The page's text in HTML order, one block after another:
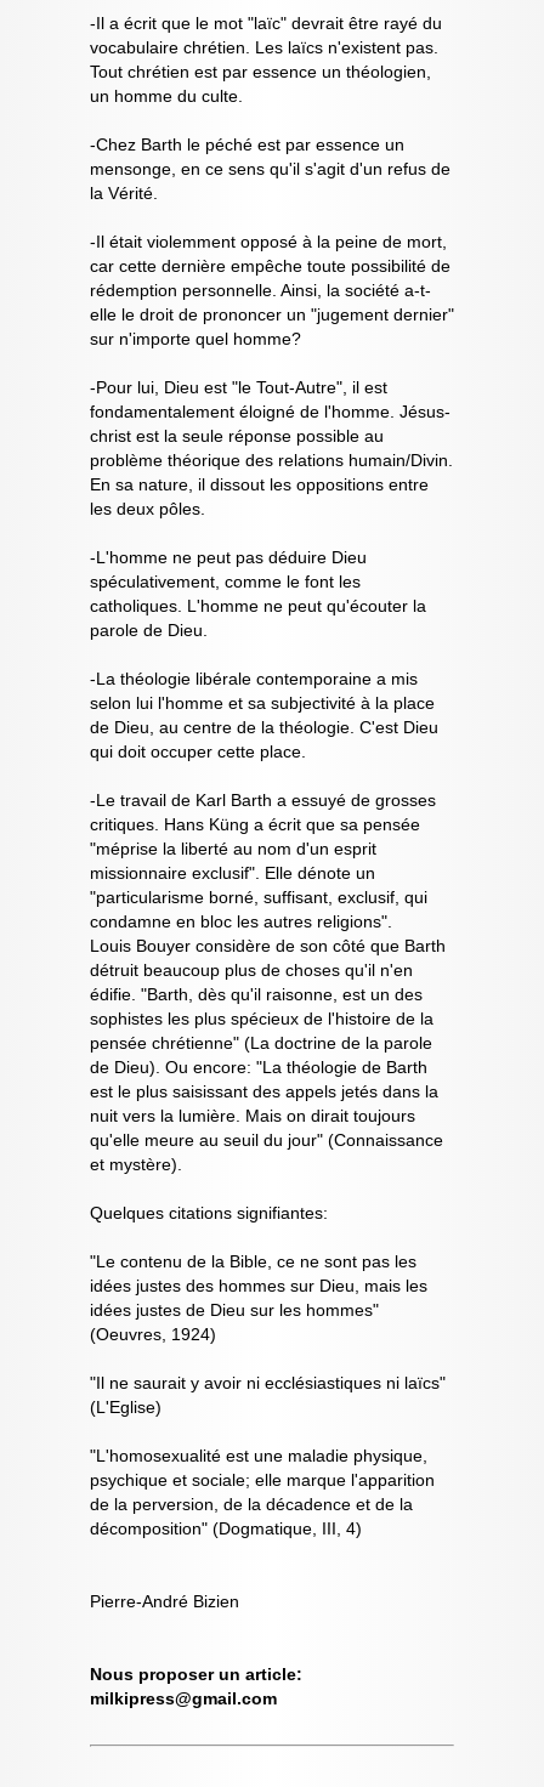
-Il a écrit que le mot "laïc" devrait être rayé du
vocabulaire chrétien. Les laïcs n'existent pas.
Tout chrétien est par essence un théologien,
un homme du culte.
-Chez Barth le péché est par essence un
mensonge, en ce sens qu'il s'agit d'un refus de
la Vérité.
-Il était violemment opposé à la peine de mort,
car cette dernière empêche toute possibilité de
rédemption personnelle. Ainsi, la société a-t-
elle le droit de prononcer un "jugement dernier"
sur n'importe quel homme?
-Pour lui, Dieu est "le Tout-Autre", il est
fondamentalement éloigné de l'homme. Jésus-
christ est la seule réponse possible au
problème théorique des relations humain/Divin.
En sa nature, il dissout les oppositions entre
les deux pôles.
-L'homme ne peut pas déduire Dieu
spéculativement, comme le font les
catholiques. L'homme ne peut qu'écouter la
parole de Dieu.
-La théologie libérale contemporaine a mis
selon lui l'homme et sa subjectivité à la place
de Dieu, au centre de la théologie. C'est Dieu
qui doit occuper cette place.
-Le travail de Karl Barth a essuyé de grosses
critiques. Hans Küng a écrit que sa pensée
"méprise la liberté au nom d'un esprit
missionnaire exclusif". Elle dénote un
"particularisme borné, suffisant, exclusif, qui
condamne en bloc les autres religions".
Louis Bouyer considère de son côté que Barth
détruit beaucoup plus de choses qu'il n'en
édifie. "Barth, dès qu'il raisonne, est un des
sophistes les plus spécieux de l'histoire de la
pensée chrétienne" (La doctrine de la parole
de Dieu). Ou encore: "La théologie de Barth
est le plus saisissant des appels jetés dans la
nuit vers la lumière. Mais on dirait toujours
qu'elle meure au seuil du jour" (Connaissance
et mystère).
Quelques citations signifiantes:
"Le contenu de la Bible, ce ne sont pas les
idées justes des hommes sur Dieu, mais les
idées justes de Dieu sur les hommes"
(Oeuvres, 1924)
"Il ne saurait y avoir ni ecclésiastiques ni laïcs"
(L'Eglise)
"L'homosexualité est une maladie physique,
psychique et sociale; elle marque l'apparition
de la perversion, de la décadence et de la
décomposition" (Dogmatique, III, 4)
Pierre-André Bizien
Nous proposer un article:
milkipress@gmail.com